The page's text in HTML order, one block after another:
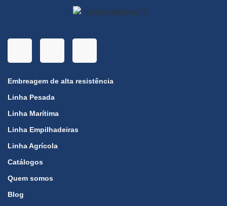
Embreagem de alta resistência
Linha Pesada
Linha Marítima
Linha Empilhadeiras
Linha Agrícola
Catálogos
Quem somos
Blog